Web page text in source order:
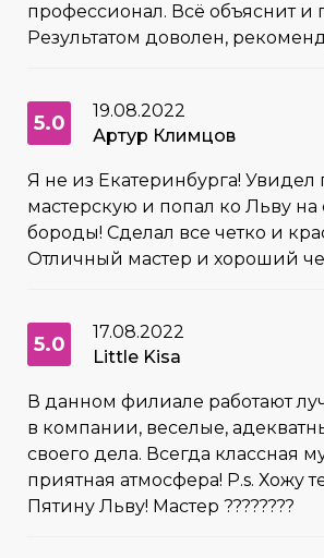
профессионал. Всё объяснит и
Результатом доволен,
5.0
19.08.2022
Артур Климцов
Я не из Екатеринбурга! Увидел
мастерскую и попал ко Льву на
бороды! Сделал все четко и
Отличный мастер и хороший
5.0
17.08.2022
Little Kisa
В данном филиале работают
в компании, веселые,
своего дела. Всегда классная
приятная атмосфера! P.s. Хожу
Пятину Льву! Мастер ????????